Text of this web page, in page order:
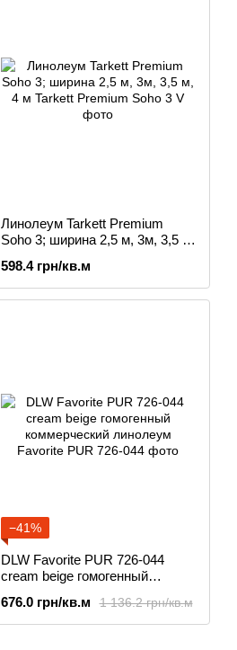
Линолеум Tarkett Premium
Soho 3; ширина 2,5 м, 3м, 3,5 м,
598.4 грн/кв.м
−41%
DLW Favorite PUR 726-044
cream beige гомогенный
1 136.2 грн/кв.м
676.0 грн/кв.м